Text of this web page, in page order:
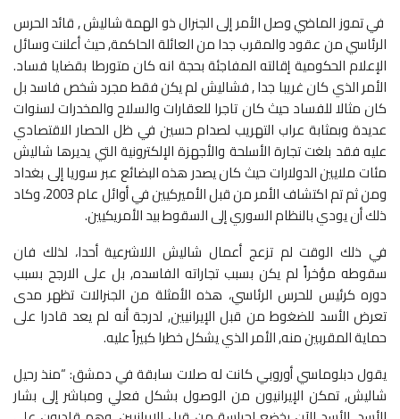
في تموز الماضي وصل الأمر إلى الجنرال ذو الهمة شاليش , قائد الحرس
الرئاسي من عقود والمقرب جدا من العائلة الحاكمة, حيث أعلنت وسائل
الإعلام الحكومية إقالته المفاجئة بحجة انه كان متورطا بقضايا فساد.
الأمر الذي كان غريبا جدا , فشاليش لم يكن فقط مجرد شخص فاسد بل
كان مثالا للفساد حيث كان تاجرا للعقارات والسلاح والمخدرات لسنوات
عديدة وبمثابة عراب التهريب لصدام حسين في ظل الحصار الاقتصادي
عليه فقد بلغت تجارة الأسلحة والأجهزة الإلكترونية التي يديرها شاليش
مئات ملايين الدولارات حيث كان يصدر هذه البضائع عبر سوريا إلى بغداد
ومن ثم تم اكتشاف الأمر من قبل الأميركيين في أوائل عام 2003، وكاد
ذلك أن يودي بالنظام السوري إلى السقوط بيد الأمريكيين.
في ذلك الوقت لم تزعج أعمال شاليش اللاشرعية أحدا، لذلك فان
سقوطه مؤخراً لم يكن بسبب تجاراته الفاسده, بل على الارجح بسبب
دوره كرئيس للحرس الرئاسي، هذه الأمثلة من الجنرالات تظهر مدى
تعرض الأسد للضغوط من قبل الإيرانيين, لدرجة أنه لم يعد قادرا على
حماية المقربين منه, الأمر الذي يشكل خطرا كبيراً عليه.
يقول دبلوماسي أوروبي كانت له صلات سابقة في دمشق: “منذ رحيل
شاليش, تمكن الإيرانيون من الوصول بشكل فعلي ومباشر إلى بشار